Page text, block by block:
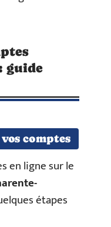
guide
comptes
en ligne sur le
étapes